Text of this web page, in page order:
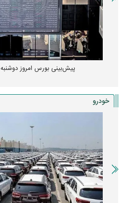
پیش‌بینی بورس امروز دوشنبه ۱۲ مرداد ماه ۱۴۰۵
خودرو